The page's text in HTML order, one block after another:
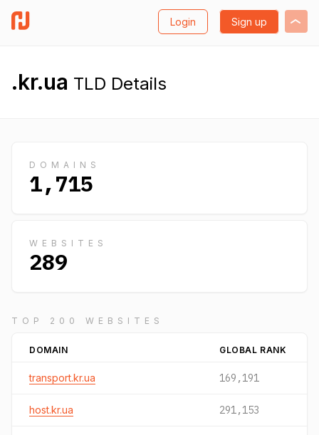
Login Sign up
.kr.ua TLD Details
DOMAINS
1,715
WEBSITES
289
TOP 200 WEBSITES
DOMAIN GLOBAL RANK
transport.kr.ua 169,191
host.kr.ua 291,153